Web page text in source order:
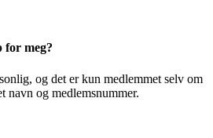
for meg?
og det er kun medlemmet selv om
navn og medlemsnummer.